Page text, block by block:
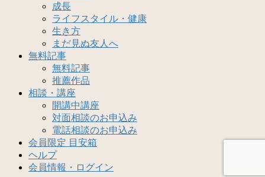
成長
ライフスタイル・健康
生き方
まだ見ぬ友人へ
無料記事
無料記事
推薦作品
相談・講座
開講中講座
対面相談のお申込み
電話相談のお申込み
会員限定 目安箱
ヘルプ
会員情報・ログイン